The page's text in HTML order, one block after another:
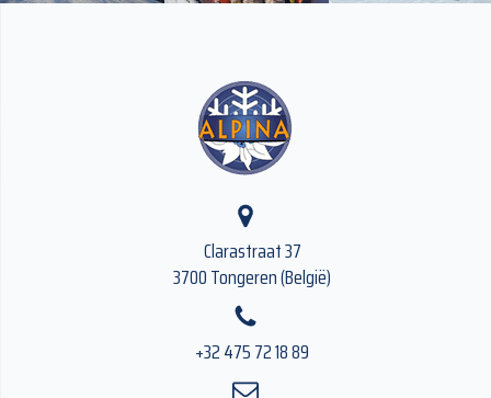
Clarastraat 37
3700 Tongeren (België)
+32 475 72 18 89